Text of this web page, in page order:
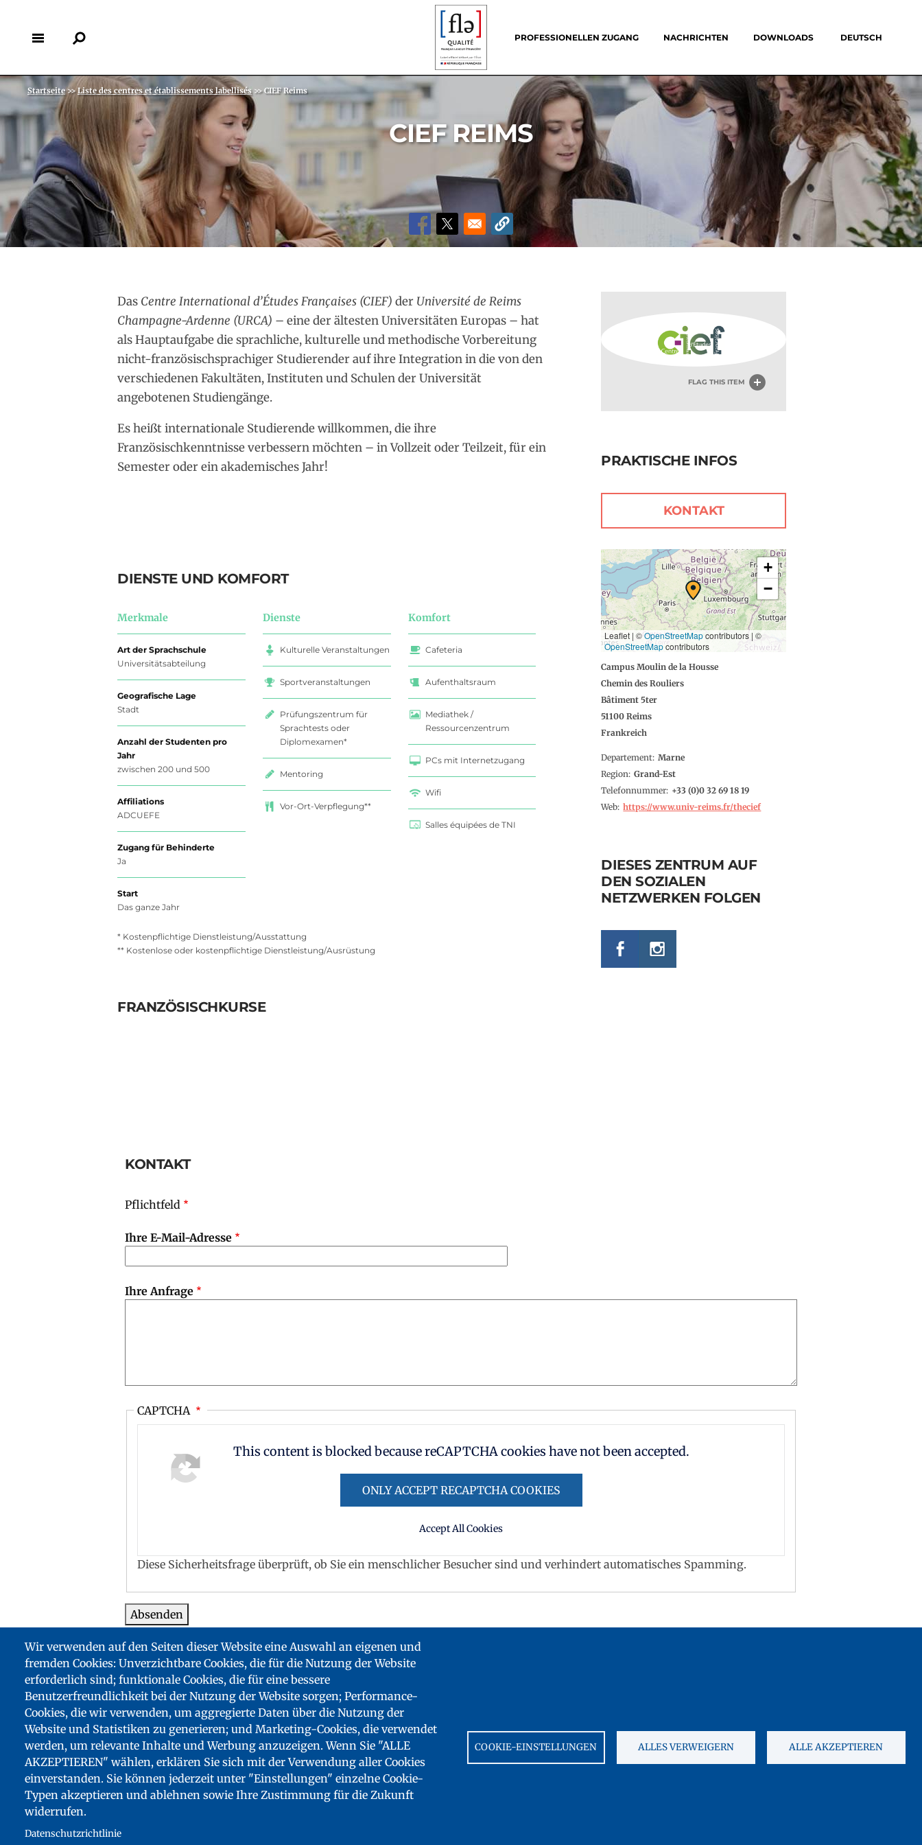
Inhalt
PROFESSIONELLEN ZUGANG NACHRICHTEN DOWNLOADS DEUTSCH
Pfadnavigation
Startseite >> Liste des centres et établissements labellisés >> CIEF Reims
Back
top
CIEF REIMS
Das Centre International d’Études Françaises (CIEF) der Université de Reims
Champagne-Ardenne (URCA) – eine der ältesten Universitäten Europas – hat
als Hauptaufgabe die sprachliche, kulturelle und methodische Vorbereitung
nicht-französischsprachiger Studierender auf ihre Integration in die von den
verschiedenen Fakultäten, Instituten und Schulen der Universität
angebotenen Studiengänge.
Es heißt internationale Studierende willkommen, die ihre
Französischkenntnisse verbessern möchten – in Vollzeit oder Teilzeit, für ein
Semester oder ein akademisches Jahr!
DIENSTE UND KOMFORT
Merkmale
Art der Sprachschule
Universitätsabteilung
Geografische Lage
Stadt
Anzahl der Studenten pro
Jahr
zwischen 200 und 500
Affiliations
ADCUEFE
Zugang für Behinderte
Ja
Start
Das ganze Jahr
Dienste
Kulturelle Veranstaltungen
Sportveranstaltungen
Prüfungszentrum für
Sprachtests oder
Diplomexamen*
Mentoring
Vor-Ort-Verpflegung**
Komfort
Cafeteria
Aufenthaltsraum
Mediathek /
Ressourcenzentrum
PCs mit Internetzugang
Wifi
Salles équipées de TNI
* Kostenpflichtige Dienstleistung/Ausstattung
** Kostenlose oder kostenpflichtige Dienstleistung/Ausrüstung
FRANZÖSISCHKURSE
FLAG THIS ITEM
PRAKTISCHE INFOS
KONTAKT
+
−
Leaflet | ©OpenStreetMapcontributors | ©
OpenStreetMapcontributors
Campus Moulin de la Housse
Chemin des Rouliers
Bâtiment 5ter
51100 Reims
Frankreich
Departement Marne
Region Grand-Est
Telefonnummer
0 32 69 18 19
Web https://www.univ-reims.fr/thecief
DIESES ZENTRUM AUF
DEN SOZIALEN
NETZWERKEN FOLGEN
KONTAKT
Pflichtfeld
Ihre E-Mail-Adresse
Ihre Anfrage
CAPTCHA
This content is blocked because reCAPTCHA cookies have not been accepted.
ONLY ACCEPT RECAPTCHA COOKIES
Accept All Cookies
Diese Sicherheitsfrage überprüft, ob Sie ein menschlicher Besucher sind und verhindert automatisches Spamming.
Diese Website ist durch reCAPTCHA geschützt undes gelten die Datenschutzbestimmungen
Google.
Footer
partenaires
SITEMAP
BARRIEREFREIHEIT: NICHT KONFORM
Wir verwenden auf den Seiten dieser Website eine Auswahl an eigenen und
fremden Cookies: Unverzichtbare Cookies, die für die Nutzung der Website
erforderlich sind; funktionale Cookies, die für eine bessere
Benutzerfreundlichkeit bei der Nutzung der Website sorgen; Performance-
Cookies, die wir verwenden, um aggregierte Daten über die Nutzung der
Website und Statistiken zu generieren; und Marketing-Cookies, die verwendet
werden, um relevante Inhalte und Werbung anzuzeigen. Wenn Sie "ALLE
AKZEPTIEREN" wählen, erklären Sie sich mit der Verwendung aller Cookies
einverstanden. Sie können jederzeit unter "Einstellungen" einzelne Cookie-
Typen akzeptieren und ablehnen sowie Ihre Zustimmung für die Zukunft
widerrufen.
Datenschutzrichtlinie
COOKIE-EINSTELLUNGEN ALLES VERWEIGERN ALLE AKZEPTIEREN